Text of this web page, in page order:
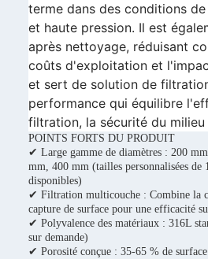
terme dans des conditions
et haute pression. Il est
après nettoyage, réduisant
coûts d'exploitation et
et sert de solution de
performance qui équilibre
filtration, la sécurité du
POINTS FORTS DU PRODUIT
✔ Large gamme de diamètres : 200
mm, 400 mm (tailles personnalisées de
disponibles)
✔ Filtration multicouche : Combine la
capture de surface pour une efficacité
✔ Polyvalence des matériaux : 316L
sur demande)
✔ Porosité conçue : 35-65 % de